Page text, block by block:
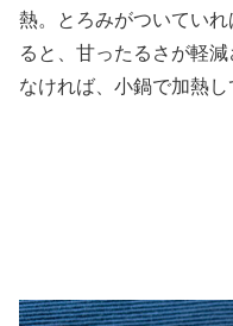
熱。とろみがついてい
ると、甘ったるさが軽
なければ、小鍋で加熱